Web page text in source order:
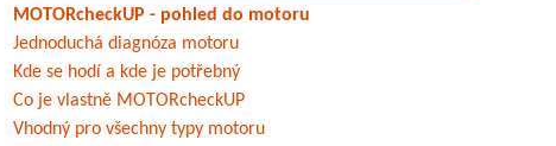
MOTORcheckUP - pohled do motoru
Jednoduchá diagnóza motoru
Kde se hodí a kde je potřebný
Co je vlastně MOTORcheckUP
Vhodný pro všechny typy motoru